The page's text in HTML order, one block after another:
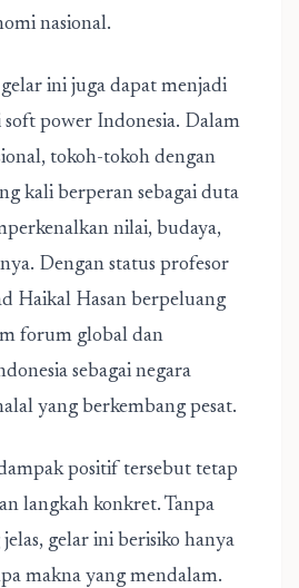
nasional.
ini juga dapat menjadi
soft power Indonesia. Dalam
tokoh-tokoh dengan
kali berperan sebagai duta
nilai, budaya,
Dengan status profesor
Haikal Hasan berpeluang
forum global dan
sebagai negara
yang berkembang pesat.
positif tersebut tetap
langkah konkret. Tanpa
gelar ini berisiko hanya
makna yang mendalam.